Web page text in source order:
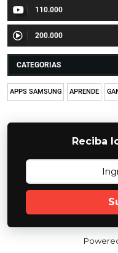
110.000
200.000
CATEGORIAS
APPS SAMSUNG APRENDE
Reciba